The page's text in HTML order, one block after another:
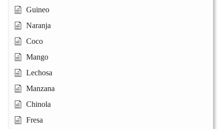
Guineo
Naranja
Coco
Mango
Lechosa
Manzana
Chinola
Fresa